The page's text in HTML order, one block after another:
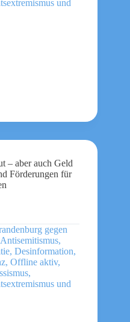
und
– aber auch Geld
Förderungen für
gegen
Antisemitismus,
, Desinformation,
, Offline aktiv,
,
und